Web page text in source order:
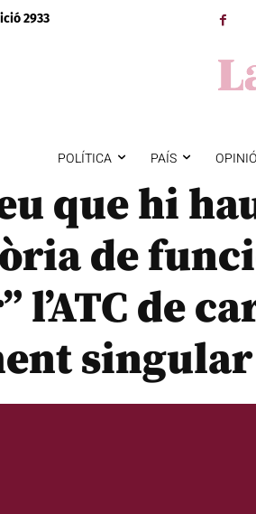
2933
POLÍTICA PAÍS OPINIÓ
que hi
de
l’ATC de
singular